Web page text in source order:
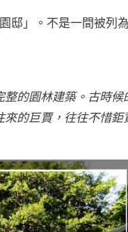
邸」。不是一間被列
的園林建築。古時
的巨賈，往往不惜鉅